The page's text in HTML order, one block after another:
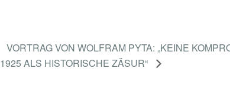
VORTRAG VON WOLFRAM PYTA: „KEINE
1925 ALS HISTORISCHE ZÄSUR“